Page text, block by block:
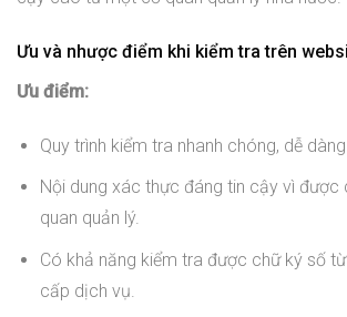
Ưu và nhược điểm khi kiểm tra trên
Ưu điểm:
Quy trình kiểm tra nhanh chóng, dễ dàng
Nội dung xác thực đáng tin cậy vì được
quan quản lý.
Có khả năng kiểm tra được chữ ký số
cấp dịch vụ.